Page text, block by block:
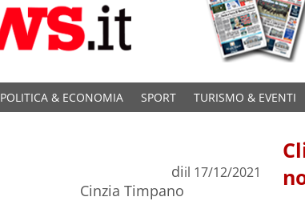
POLITICA & ECONOMIA SPORT TURISMO & EVENTI
di
Cinzia Timpano
il 17/12/2021